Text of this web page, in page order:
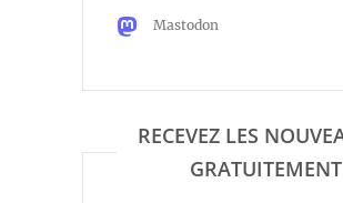
Mastodon
RECEVEZ LES
GRATUITEMENT